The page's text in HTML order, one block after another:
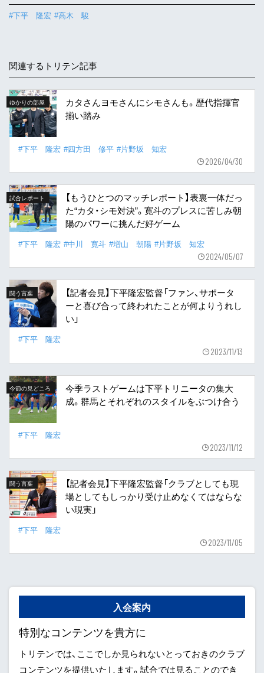
#下平 隆宏 #高木 駿
関連するトリテン記事
ゆかりの部屋
カタさんヨモさんにシモさんも。歴代指揮官
揃い踏み
#下平 隆宏 #四方田 修平 #片野坂 知宏
2026/04/30
試合レポート
【もうひとつのマッチレポート】表裏一体だっ
た“カタ・シモ対決”。寛斗のプレスに苦しみ朝
陽のパワーに挑んだ好ゲーム
#下平 隆宏 #中川 寛斗 #増山 朝陽 #片野坂 知宏
2024/05/07
闘う言葉
【記者会見】下平隆宏監督「ファン、サポータ
ーと喜び合って終われたことが何よりうれし
い」
#下平 隆宏
2023/11/13
今節の見どころ
今季ラストゲームは下平トリニータの集大
成。群馬とそれぞれのスタイルをぶつけ合う
#下平 隆宏
2023/11/12
闘う言葉
【記者会見】下平隆宏監督「クラブとしても現
場としてもしっかり受け止めなくてはならな
い現実」
#下平 隆宏
2023/11/05
入会案内
特別なコンテンツを貴方に
トリテンでは、ここでしか見られないとっておきのクラブ
コンテンツを提供いたします。試合では見ることのでき